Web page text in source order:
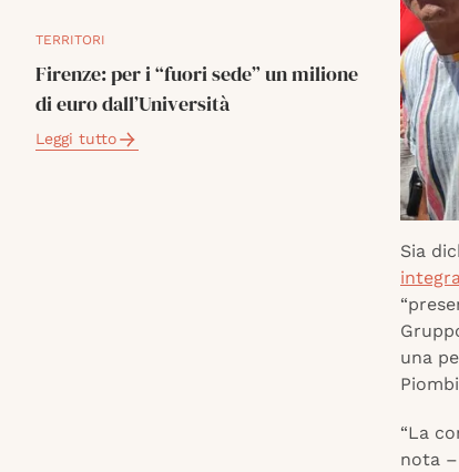
TERRITORI
Firenze: per i “fuori sede” un milione
di euro dall’Università
Leggi tutto
Sia
una
“La
nota